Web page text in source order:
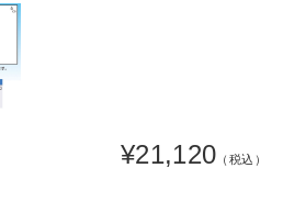
¥21,120 （税込）